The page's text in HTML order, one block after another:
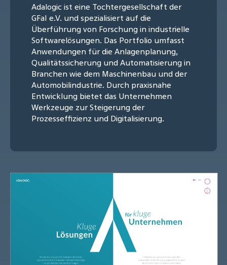
Adalogic ist eine Tochtergesellschaft der
GFaI e.V. und spezialisiert auf die
Überführung von Forschung in industrielle
Softwarelösungen. Das Portfolio umfasst
Anwendungen für die Anlagenplanung,
Qualitätssicherung und Automatisierung in
Branchen wie dem Maschinenbau und der
Automobilindustrie. Durch praxisnahe
Entwicklung bietet das Unternehmen
Werkzeuge zur Steigerung der
Prozesseffizienz und Digitalisierung.